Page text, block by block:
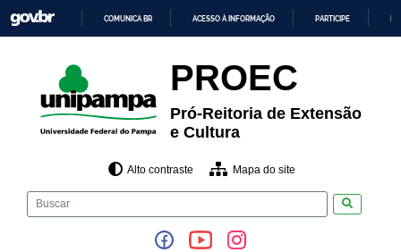
para
o
CONTEÚDO
COMUNICA BR ACESSO À INFORMAÇÃO PARTICIPE
PROEC
Pró-Reitoria de Extensão
e Cultura
Alto contraste Mapa do site